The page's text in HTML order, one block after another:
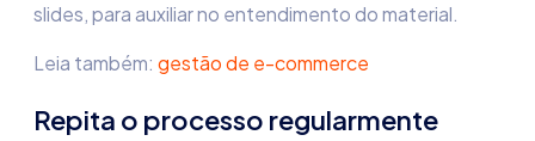
slides, para auxiliar no entendimento do material.
Leia também: gestão de e-commerce
Repita o processo regularmente